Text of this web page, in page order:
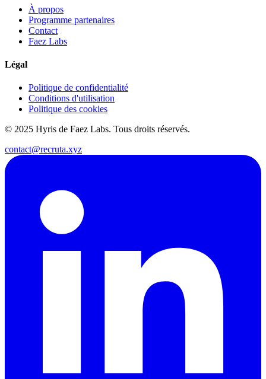
À propos
Programme partenaires
Contact
Faez Labs
Légal
Politique de confidentialité
Conditions d'utilisation
Politique des cookies
© 2025 Hyris de Faez Labs. Tous droits réservés.
contact@recruta.xyz